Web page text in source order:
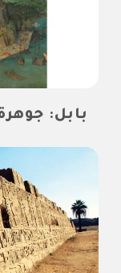
بابل: